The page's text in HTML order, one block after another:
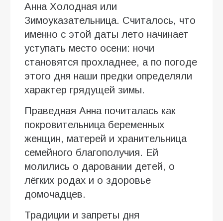
Анна Холодная или
Зимоуказательница. Считалось, что
именно с этой даты лето начинает
уступать место осени: ночи
становятся прохладнее, а по погоде
этого дня наши предки определяли
характер грядущей зимы.
Праведная Анна почиталась как
покровительница беременных
женщин, матерей и хранительница
семейного благополучия. Ей
молились о даровании детей, о
лёгких родах и о здоровье
домочадцев.
Традиции и запреты дня